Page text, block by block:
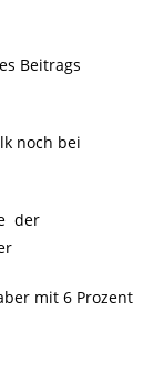
Beitrags
noch bei
der
mit 6 Prozent